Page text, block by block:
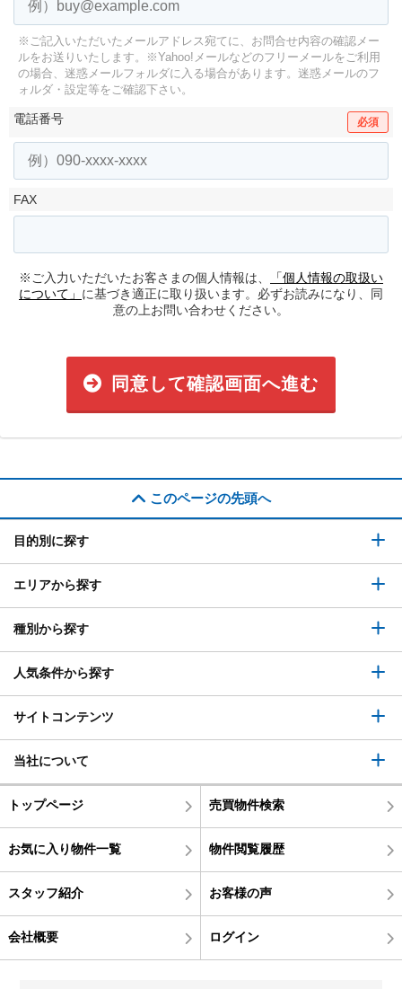
※ご記入いただいたメールアドレス宛てに、お問合せ内容の確認メー
ルをお送りいたします。
※Yahoo!メールなどのフリーメールをご利用
の場合、迷惑メールフォルダに入る場合があります。 迷惑メールのフ
ォルダ・設定等をご確認下さい。
電話番号 必須
FAX
※ご入力いただいたお客さまの個人情報は、
「個人情報の取扱い
について」 に基づき適正に取り扱います。必ずお読みになり、同
意の上お問い合わせください。
同意して確認画面へ進む
このページの先頭へ
目的別に探す
エリアから探す
種別から探す
人気条件から探す
サイトコンテンツ
当社について
トップページ 売買物件検索
お気に入り物件一覧 物件閲覧履歴
スタッフ紹介 お客様の声
会社概要 ログイン